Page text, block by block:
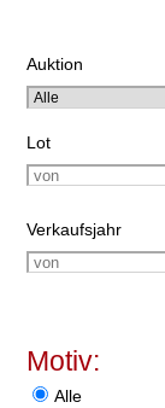
Auktion
Lot
Verkaufsjahr
Motiv:
Alle